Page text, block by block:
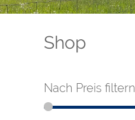
Shop
Nach Preis filtern